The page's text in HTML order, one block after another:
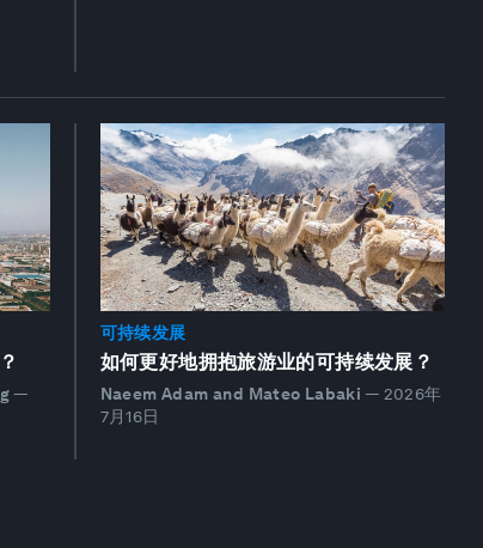
—
可持续发展
如何更好地拥抱旅游业的可持续发展？
Naeem Adam and Mateo Labaki — 2026年
7月16日